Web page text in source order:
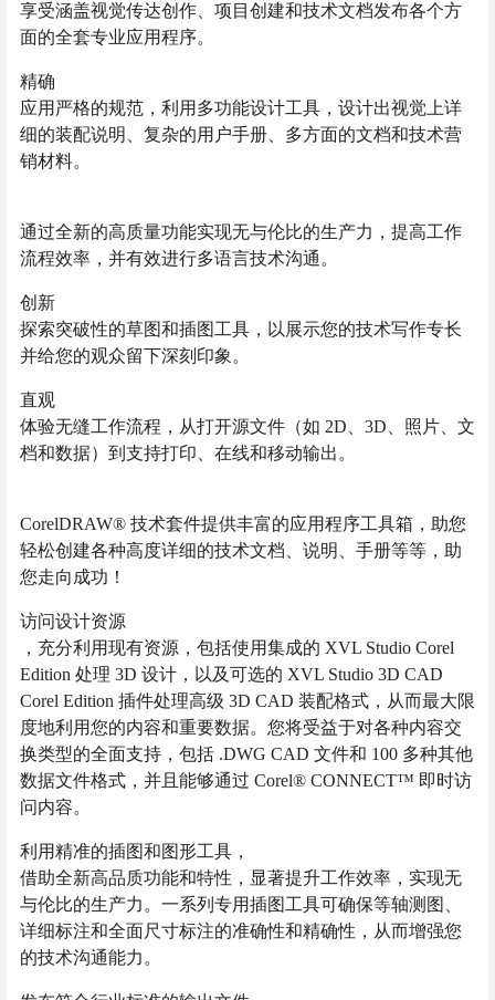
享受涵盖视觉传达创作、项目创建和技术文档发布各个方
面的全套专业应用程序。
精确
应用严格的规范，利用多功能设计工具，设计出视觉上详
细的装配说明、复杂的用户手册、多方面的文档和技术营
销材料。
通过全新的高质量功能实现无与伦比的生产力，提高工作
流程效率，并有效进行多语言技术沟通。
创新
探索突破性的草图和插图工具，以展示您的技术写作专长
并给您的观众留下深刻印象。
直观
体验无缝工作流程，从打开源文件（如 2D、3D、照片、文
档和数据）到支持打印、在线和移动输出。
CorelDRAW® 技术套件提供丰富的应用程序工具箱，助您
轻松创建各种高度详细的技术文档、说明、手册等等，助
您走向成功！
访问设计资源
，充分利用现有资源，包括使用集成的 XVL Studio Corel
Edition 处理 3D 设计，以及可选的 XVL Studio 3D CAD
Corel Edition 插件处理高级 3D CAD 装配格式，从而最大限
度地利用您的内容和重要数据。您将受益于对各种内容交
换类型的全面支持，包括 .DWG CAD 文件和 100 多种其他
数据文件格式，并且能够通过 Corel® CONNECT™ 即时访
问内容。
利用精准的插图和图形工具，
借助全新高品质功能和特性，显著提升工作效率，实现无
与伦比的生产力。一系列专用插图工具可确保等轴测图、
详细标注和全面尺寸标注的准确性和精确性，从而增强您
的技术沟通能力。